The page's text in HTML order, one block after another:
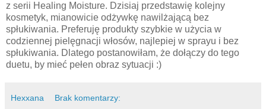
z serii Healing Moisture. Dzisiaj przedstawię kolejny
kosmetyk, mianowicie odżywkę nawilżającą bez
spłukiwania. Preferuję produkty szybkie w użycia w
codziennej pielęgnacji włosów, najlepiej w sprayu i bez
spłukiwania. Dlatego postanowiłam, że dołączy do tego
duetu, by mieć pełen obraz sytuacji :)
Hexxana Brak komentarzy: